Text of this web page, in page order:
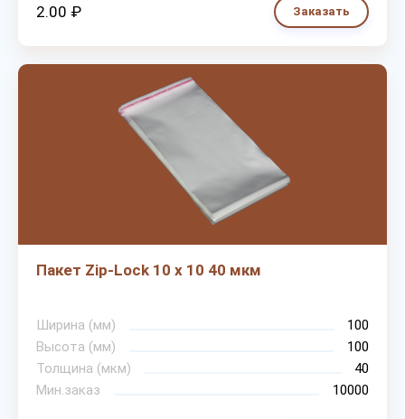
2.00 ₽ Заказать
Пакет Zip-Lock 10 х 10 40 мкм
Ширина (мм)
100
Высота (мм)
100
Толщина (мкм)
40
Мин.заказ
10000